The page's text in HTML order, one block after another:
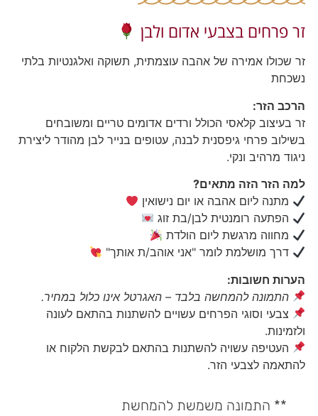
זר פרחים בצבעי אדום ולבן
זר שכולו אמירה של אהבה עוצמתית, תשוקה ואלגנטיות בלתי
נשכחת
הרכב הזר:
זר בעיצוב קלאסי הכולל ורדים אדומים טריים ומשובחים
בשילוב פרחי גיפסנית לבנה, עטופים בנייר לבן מהודר ליצירת
ניגוד מרהיב ונקי.
למה הזר הזה מתאים?
מתנה ליום אהבה או יום נישואין
הפתעה רומנטית לבן/בת זוג
מחווה מרגשת ליום הולדת
דרך מושלמת לומר "אני אוהב/ת אותך"
הערות חשובות:
התמונה להמחשה בלבד – האגרטל אינו כלול במחיר.
צבעי וסוגי הפרחים עשויים להשתנות בהתאם לעונה
ולזמינות.
העטיפה עשויה להשתנות בהתאם לבקשת הלקוח או
להתאמה לצבעי הזר.
** התמונה משמשת להמחשת